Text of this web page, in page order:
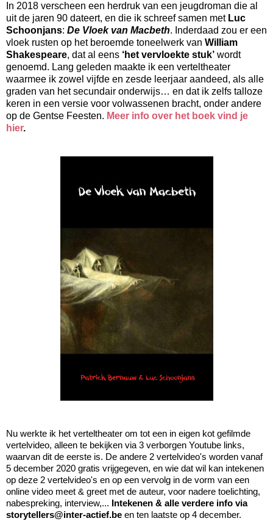
In 2018 verscheen een herdruk van een jeugdroman die al
uit de jaren 90 dateert, en die ik schreef samen met Luc
Schoonjans: De Vloek van Macbeth. Inderdaad zou er een
vloek rusten op het beroemde toneelwerk van William
Shakespeare, dat al eens ‘het vervloekte stuk’ wordt
genoemd. Lang geleden maakte ik een verteltheater
waarmee ik zowel vijfde en zesde leerjaar aandeed, als alle
graden van het secundair onderwijs… en dat ik zelfs talloze
keren in een versie voor volwassenen bracht, onder andere
op de Gentse Feesten. Meer info over het boek vind je
hier.
Nu werkte ik het verteltheater om tot een in eigen kot gefilmde
vertelvideo, alleen te bekijken via 3 verborgen Youtube links,
waarvan dit de eerste is. De andere 2 vertelvideo's worden vanaf
5 december 2020 gratis vrijgegeven, en wie dat wil kan intekenen
op deze 2 vertelvideo's en op een vervolg in de vorm van een
online video meet & greet met de auteur, voor nadere toelichting,
nabespreking, interview,... Intekenen & alle verdere info via
storytellers@inter-actief.be en ten laatste op 4 december.